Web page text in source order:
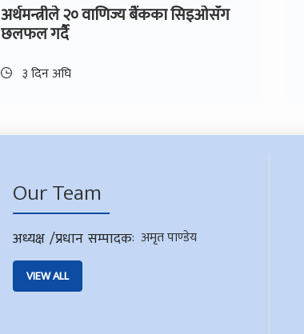
अर्थमन्त्रीले २० वाणिज्य बैंकका सिइओसँग
छलफल गर्दै
३ दिन अघि
Our Team
अध्यक्ष /प्रधान सम्पादक: अमृत पाण्डेय
VIEW ALL